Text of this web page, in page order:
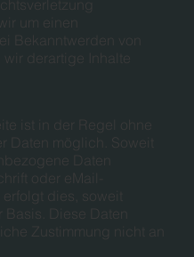
um einen
Bekanntwerden von
derartige Inhalte
ist in der Regel ohne
Daten möglich. Soweit
Daten
oder eMail-
dies, soweit
Diese Daten
Zustimmung nicht an